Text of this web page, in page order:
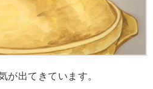
出てきています。